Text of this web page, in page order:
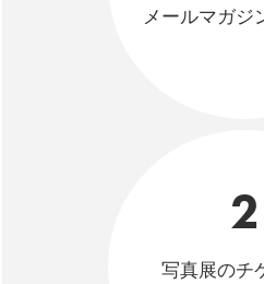
メールマガジ
2
写真展のチ